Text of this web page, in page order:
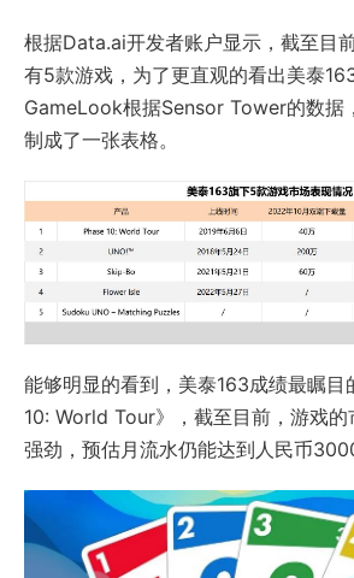
根据Data.ai开发者账户显示，截至目
有5款游戏，为了更直观的看出美泰
GameLook根据Sensor Tower的数据
制成了一张表格。
能够明显的看到，美泰163成绩最瞩目
10: World Tour》，截至目前，游戏的
强劲，预估月流水仍能达到人民币